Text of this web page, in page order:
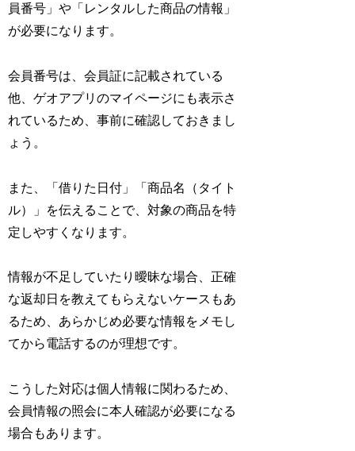
員番号」や「レンタルした商品の情報」
が必要になります。
会員番号は、会員証に記載されている
他、ゲオアプリのマイページにも表示さ
れているため、事前に確認しておきまし
ょう。
また、「借りた日付」「商品名（タイト
ル）」を伝えることで、対象の商品を特
定しやすくなります。
情報が不足していたり曖昧な場合、正確
な返却日を教えてもらえないケースもあ
るため、あらかじめ必要な情報をメモし
てから電話するのが理想です。
こうした対応は個人情報に関わるため、
会員情報の照会に本人確認が必要になる
場合もあります。